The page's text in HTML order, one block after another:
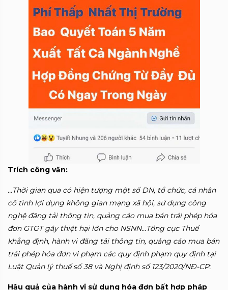
Trích công văn:
…Thời gian qua có hiện tượng một số DN, tổ chức, cá nhân
cố tình lợi dụng không gian mạng xã hội, sử dụng công
nghệ đăng tải thông tin, quảng cáo mua bán trái phép hóa
đơn GTGT gây thiệt hại lớn cho NSNN…Tổng cục Thuế
khẳng định, hành vi đăng tải thông tin, quảng cáo mua bán
trái phép hóa đơn vi phạm các quy định phạm quy định tại
Luật Quản lý thuế số 38 và Nghị định số 123/2020/NĐ-CP:
Hậu quả của hành vi sử dụng hóa đơn bất hợp pháp